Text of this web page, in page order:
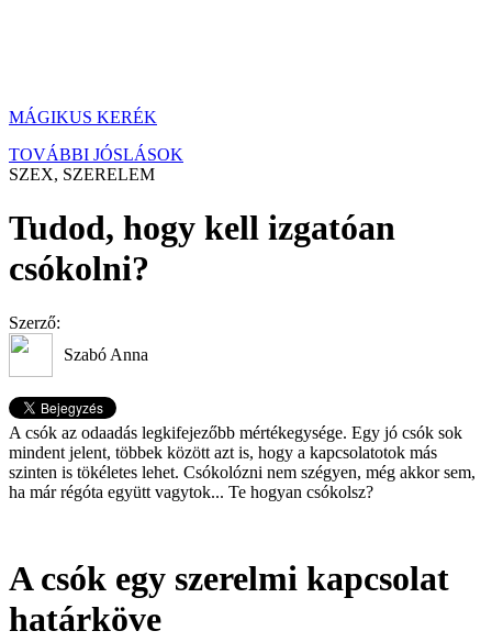
MÁGIKUS KERÉK
TOVÁBBI JÓSLÁSOK
SZEX, SZERELEM
Tudod, hogy kell izgatóan
csókolni?
Szerző:
Szabó Anna
A csók az odaadás legkifejezőbb mértékegysége. Egy jó csók sok
mindent jelent, többek között azt is, hogy a kapcsolatotok más
szinten is tökéletes lehet. Csókolózni nem szégyen, még akkor sem,
ha már régóta együtt vagytok... Te hogyan csókolsz?
A csók egy szerelmi kapcsolat
határköve